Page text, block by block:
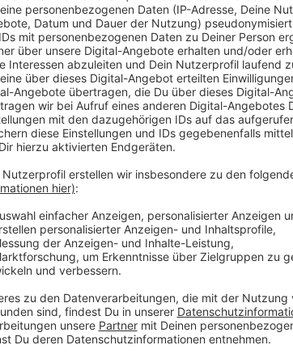
Betroffen sind Fernzüge in
Nacht zu Sonntag war der Blitz in
Reparaturen dauern, ist noch nicht
Anzeige
Weitere Infos und Links
Die aktuellen Infos von der Bahn
Anzeige